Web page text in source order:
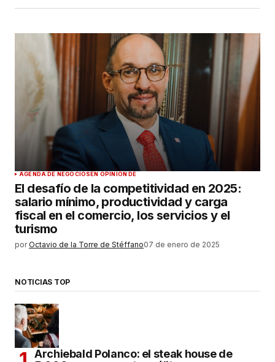
AGENDA DE NEGOCIOSEN OPINIÓN DE
El desafío de la competitividad en 2025:
salario mínimo, productividad y carga
fiscal en el comercio, los servicios y el
turismo
por Octavio de la Torre de Stéffano07 de enero de 2025
NOTICIAS TOP
Archiebald Polanco: el steak house de